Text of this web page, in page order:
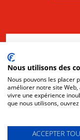
Nous utilisons des
Nous pouvons les placer
améliorer notre site
vivre une expérience
que nous utilisons,
ACCEPTER